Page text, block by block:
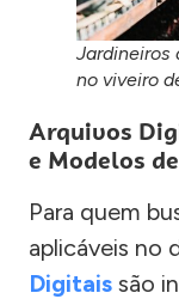
Jardineiros
no viveiro
Arquivos
e Modelos
Para quem
aplicáveis no
Digitais são